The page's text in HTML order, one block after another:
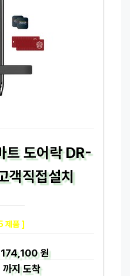
트 도어락 DR-
직접설치
제품 ]
174,100 원
까지도착